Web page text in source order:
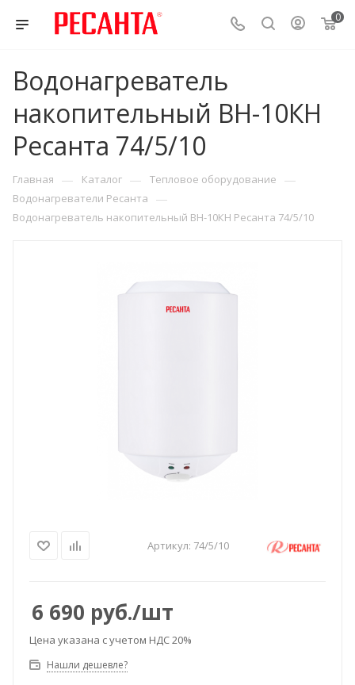
0
Водонагреватель
накопительный ВН-10КН
Ресанта 74/5/10
Главная — Каталог — Тепловое оборудование —
Водонагреватели Ресанта —
Водонагреватель накопительный ВН-10КН Ресанта 74/5/10
Артикул: 74/5/10
6 690 руб./шт
Цена указана с учетом НДС 20%
Нашли дешевле?